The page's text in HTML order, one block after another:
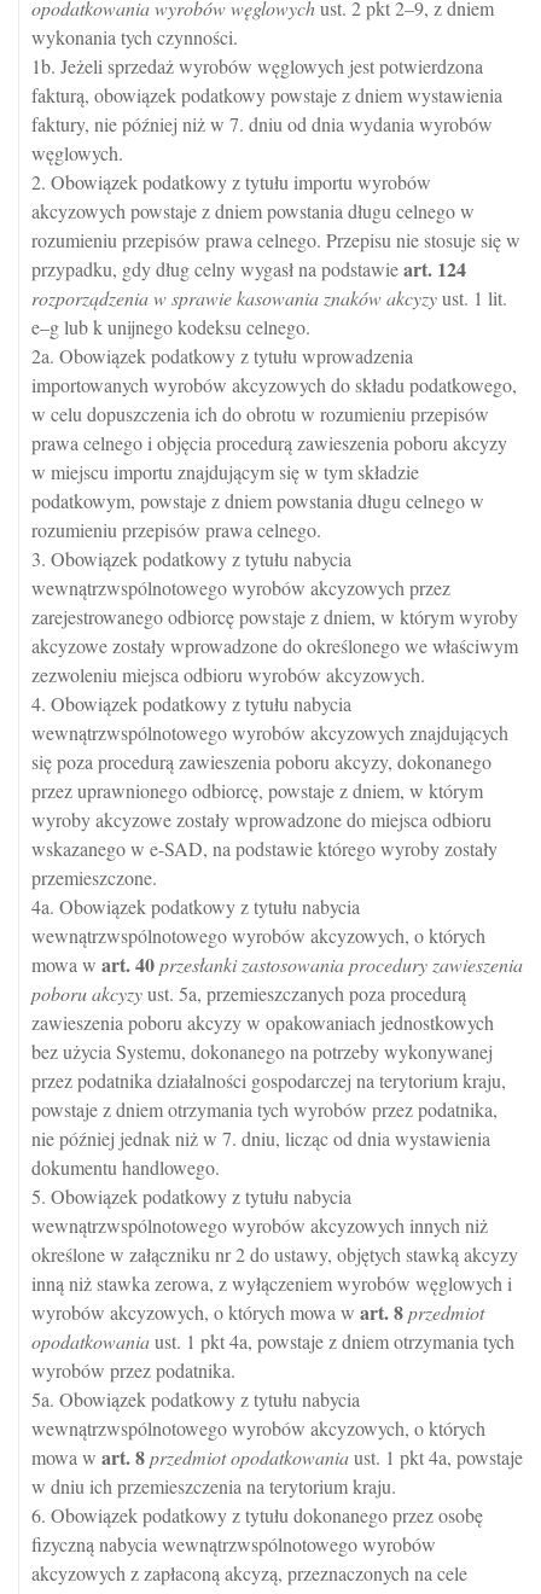
opodatkowania wyrobów węglowychust. 2 pkt 2–9, z dniem
wykonania tych czynności.
1b. Jeżeli sprzedaż wyrobów węglowych jest potwierdzona
fakturą, obowiązek podatkowy powstaje z dniem wystawienia
faktury, nie później niż w 7. dniu od dnia wydania wyrobów
węglowych.
2. Obowiązek podatkowy z tytułu importu wyrobów
akcyzowych powstaje z dniem powstania długu celnego w
rozumieniu przepisów prawa celnego. Przepisu nie stosuje się w
przypadku, gdy dług celny wygasł na podstawieart. 124
rozporządzenia w sprawie kasowania znaków akcyzyust. 1 lit.
e–g lub k unijnego kodeksu celnego.
2a. Obowiązek podatkowy z tytułu wprowadzenia
importowanych wyrobów akcyzowych do składu podatkowego,
w celu dopuszczenia ich do obrotu w rozumieniu przepisów
prawa celnego i objęcia procedurą zawieszenia poboru akcyzy
w miejscu importu znajdującym się w tym składzie
podatkowym, powstaje z dniem powstania długu celnego w
rozumieniu przepisów prawa celnego.
3. Obowiązek podatkowy z tytułu nabycia
wewnątrzwspólnotowego wyrobów akcyzowych przez
zarejestrowanego odbiorcę powstaje z dniem, w którym wyroby
akcyzowe zostały wprowadzone do określonego we właściwym
zezwoleniu miejsca odbioru wyrobów akcyzowych.
4. Obowiązek podatkowy z tytułu nabycia
wewnątrzwspólnotowego wyrobów akcyzowych znajdujących
się poza procedurą zawieszenia poboru akcyzy, dokonanego
przez uprawnionego odbiorcę, powstaje z dniem, w którym
wyroby akcyzowe zostały wprowadzone do miejsca odbioru
wskazanego w e-SAD, na podstawie którego wyroby zostały
przemieszczone.
4a. Obowiązek podatkowy z tytułu nabycia
wewnątrzwspólnotowego wyrobów akcyzowych, o których
mowa w art.40przesłanki zastosowania procedury zawieszenia
poboru akcyzyust. 5a, przemieszczanych poza procedurą
zawieszenia poboru akcyzy w opakowaniach jednostkowych
bez użycia Systemu, dokonanego na potrzeby wykonywanej
przez podatnika działalności gospodarczej na terytorium kraju,
powstaje z dniem otrzymania tych wyrobów przez podatnika,
nie później jednak niż w 7. dniu, licząc od dnia wystawienia
dokumentu handlowego.
5. Obowiązek podatkowy z tytułu nabycia
wewnątrzwspólnotowego wyrobów akcyzowych innych niż
określone w załączniku nr 2 do ustawy, objętych stawką akcyzy
inną niż stawka zerowa, z wyłączeniem wyrobów węglowych i
wyrobów akcyzowych, o których mowa w art.8przedmiot
opodatkowaniaust. 1 pkt 4a, powstaje z dniem otrzymania tych
wyrobów przez podatnika.
5a. Obowiązek podatkowy z tytułu nabycia
wewnątrzwspólnotowego wyrobów akcyzowych, o których
mowa w art.8przedmiot opodatkowaniaust. 1 pkt 4a, powstaje
w dniu ich przemieszczenia na terytorium kraju.
6. Obowiązek podatkowy z tytułu dokonanego przez osobę
fizyczną nabycia wewnątrzwspólnotowego wyrobów
akcyzowych z zapłaconą akcyzą, przeznaczonych na cele